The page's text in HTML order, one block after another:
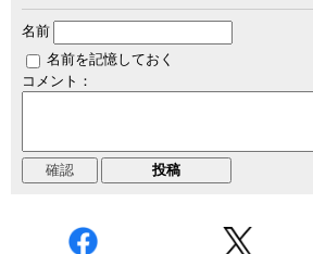
名前
名前を記憶しておく
コメント：